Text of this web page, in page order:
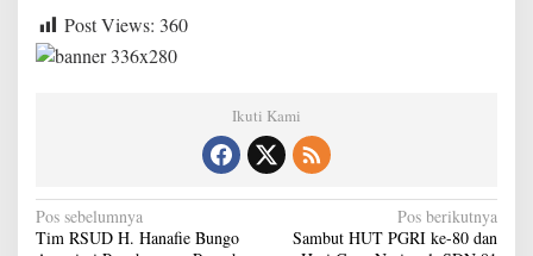
2
Post Views: 360
Ikuti Kami
N
Pos sebelumnya
Tim RSUD H. Hanafie Bungo
Pos berikutnya
Sambut HUT PGRI ke-80 dan